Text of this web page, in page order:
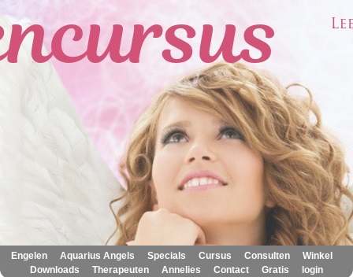
Engelen Aquarius Angels Specials Cursus Consulten Winkel
Downloads Therapeuten Annelies Contact Gratis login